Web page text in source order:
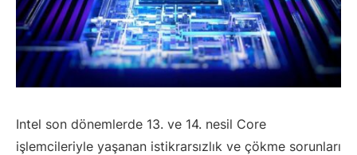
Intel son dönemlerde 13. ve 14. nesil Core
işlemcileriyle yaşanan istikrarsızlık ve çökme sorunları